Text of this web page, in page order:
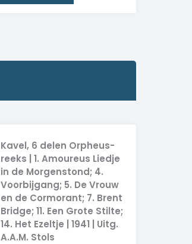
Kavel, 6 delen Orpheus-
reeks | 1. Amoureus Liedje
in de Morgenstond; 4.
Voorbijgang; 5. De Vrouw
en de Cormorant; 7. Brent
Bridge; 11. Een Grote Stilte;
14. Het Ezeltje | 1941 | Uitg.
A.A.M. Stols